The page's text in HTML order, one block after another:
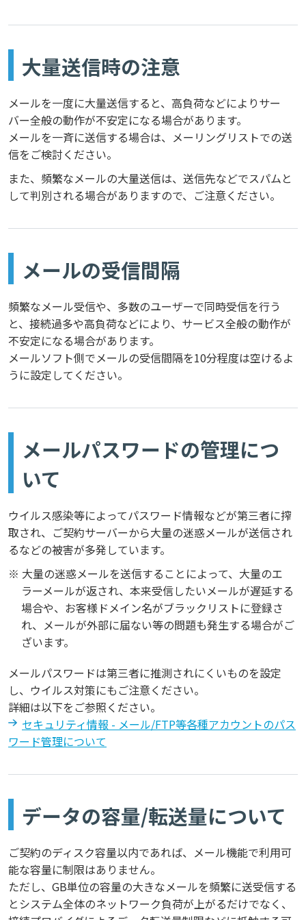
大量送信時の注意
メールを一度に大量送信すると、高負荷などによりサー
バー全般の動作が不安定になる場合があります。
メールを一斉に送信する場合は、メーリングリストでの送
信をご検討ください。
また、頻繁なメールの大量送信は、送信先などでスパムと
して判別される場合がありますので、ご注意ください。
メールの受信間隔
頻繁なメール受信や、多数のユーザーで同時受信を行う
と、接続過多や高負荷などにより、サービス全般の動作が
不安定になる場合があります。
メールソフト側でメールの受信間隔を10分程度は空けるよ
うに設定してください。
メールパスワードの管理につ
いて
ウイルス感染等によってパスワード情報などが第三者に搾
取され、ご契約サーバーから大量の迷惑メールが送信され
るなどの被害が多発しています。
※ 大量の迷惑メールを送信することによって、大量のエ
ラーメールが返され、本来受信したいメールが遅延する
場合や、お客様ドメイン名がブラックリストに登録さ
れ、メールが外部に届ない等の問題も発生する場合がご
ざいます。
メールパスワードは第三者に推測されにくいものを設定
し、ウイルス対策にもご注意ください。
詳細は以下をご参照ください。
セキュリティ情報 - メール/FTP等各種アカウントのパス
ワード管理について
データの容量/転送量について
ご契約のディスク容量以内であれば、メール機能で利用可
能な容量に制限はありません。
ただし、GB単位の容量の大きなメールを頻繁に送受信する
とシステム全体のネットワーク負荷が上がるだけでなく、